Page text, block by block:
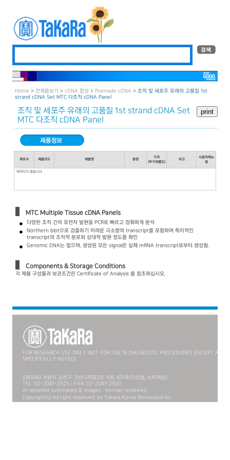
Home > 전제품보기 > cDNA 합성 > Premade cDNA > 조직 및 세포주 유래의 고품질 1st
strand cDNA Set MTC 다조직 cDNA Panel
조직 및 세포주 유래의 고품질 1st strand cDNA Set
MTC 다조직 cDNA Panel
제조사 제품코드 제품명 용량
가격
(부가세별도)
비고
사용자매뉴
얼
데이터가 없습니다
MTC Multiple Tissue cDNA Panels
다양한 조직 간의 유전자 발현을 PCR로 빠르고 정확하게 분석
Northern blot으로 검출하기 어려운 극소량의 transcript를 포함하여 특이적인
transcript의 조직적 분포와 상대적 발현 정도를 확인
Genomic DNA는 없으며, 생성된 모든 signal은 실제 mRNA transcript로부터 생성됨.
Components & Storage Conditions
각 제품 구성물과 보관조건은 Certificate of Analysis 를 참조하십시오.
FOR RESEARCH USE ONLY. NOT FOR USE IN DIAGNOSTIC PROCEDURES (EXCEPT AS
SPECIFICALLY NOTED).
(08506) 서울시 금천구 가산디지털2로 108, 601호(가산동, 뉴티캐슬)
TEL. 02-2081-2525 | FAX. 02-2081-2500
AI-assisted summaries & images · Human-reviewed
Copyright(c) All right reserved. by Takara Korea Biomedical Inc.